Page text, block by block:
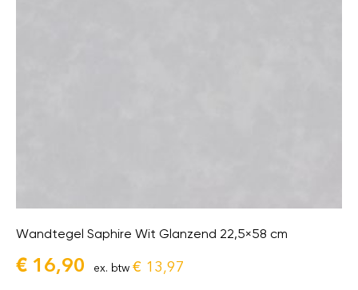
Wandtegel Saphire Wit Glanzend 22,5×58 cm
€ 16,90 ex. btw € 13,97